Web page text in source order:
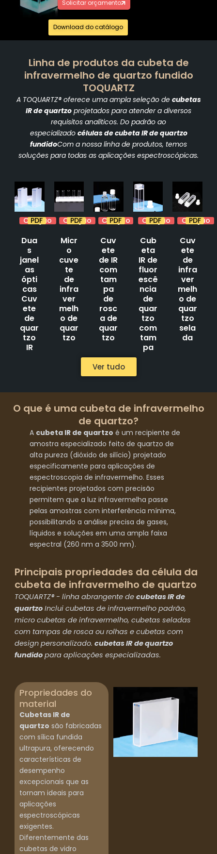
Solicitar orçamento
Download do catálogo
Linha de produtos da cubeta de
infravermelho de quartzo fundido
TOQUARTZ
A TOQUARTZ® oferece uma ampla seleção de cubetas
IR de quartzo projetados para atender a diversos
requisitos analíticos. Do padrão ao
especializado células de cubeta IR de quartzo
fundidoCom a nossa linha de produtos, temos
soluções para todas as aplicações espectroscópicas.
Citação
PDF
Dua
s
janel
as
ópti
cas
Cuv
ete
de
quar
tzo
IR
Citação
PDF
Micr
o
cuve
te
de
infra
ver
melh
o de
quar
tzo
Citação
PDF
Cuv
ete
de IR
com
tam
pa
de
rosc
a de
quar
tzo
Citação
PDF
Cub
eta
IR de
fluor
escê
ncia
de
quar
tzo
com
tam
pa
Citação
PDF
Cuv
ete
de
infra
ver
melh
o de
quar
tzo
sela
da
Ver tudo
O que é uma cubeta de infravermelho
de quartzo?
A cubeta IR de quartzo é um recipiente de
amostra especializado feito de quartzo de
alta pureza (dióxido de silício) projetado
especificamente para aplicações de
espectroscopia de infravermelho. Esses
recipientes projetados com precisão
permitem que a luz infravermelha passe
pelas amostras com interferência mínima,
possibilitando a análise precisa de gases,
líquidos e soluções em uma ampla faixa
espectral (260 nm a 3500 nm).
Principais propriedades da célula da
cubeta de infravermelho de quartzo
TOQUARTZ® - linha abrangente de cubetas IR de
quartzo Inclui cubetas de infravermelho padrão,
micro cubetas de infravermelho, cubetas seladas
com tampas de rosca ou rolhas e cubetas com
design personalizado. cubetas IR de quartzo
fundido para aplicações especializadas.
Propriedades do
material
Cubetas IR de
quartzo são fabricadas
com sílica fundida
ultrapura, oferecendo
características de
desempenho
excepcionais que as
tornam ideais para
aplicações
espectroscópicas
exigentes.
Diferentemente das
cubetas de vidro